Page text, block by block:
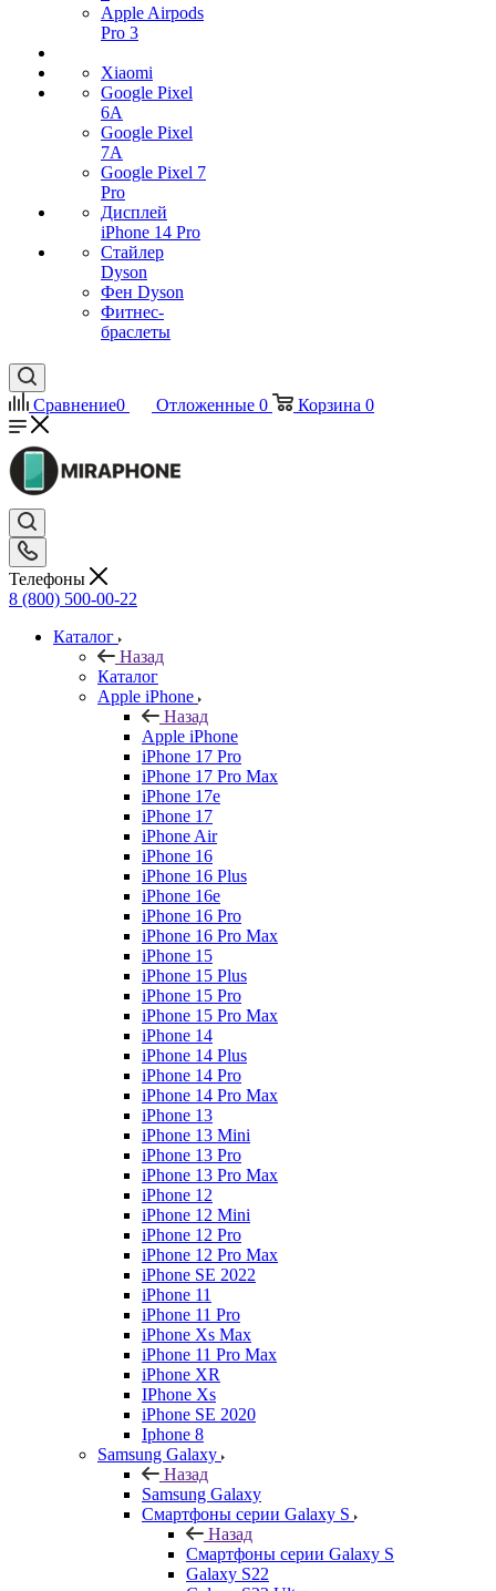
Apple Airpods
Pro 3
Xiaomi
Google Pixel
6A
Google Pixel
7А
Google Pixel 7
Pro
Дисплей
iPhone 14 Pro
Стайлер
Dyson
Фен Dyson
Фитнес-
браслеты
Сравнение0 Отложенные 0 Корзина 0
Телефоны
8 (800) 500-00-22
Каталог
Назад
Каталог
Apple iPhone
Назад
Apple iPhone
iPhone 17 Pro
iPhone 17 Pro Max
iPhone 17e
iPhone 17
iPhone Air
iPhone 16
iPhone 16 Plus
iPhone 16e
iPhone 16 Pro
iPhone 16 Pro Max
iPhone 15
iPhone 15 Plus
iPhone 15 Pro
iPhone 15 Pro Max
iPhone 14
iPhone 14 Plus
iPhone 14 Pro
iPhone 14 Pro Max
iPhone 13
iPhone 13 Mini
iPhone 13 Pro
iPhone 13 Pro Max
iPhone 12
iPhone 12 Mini
iPhone 12 Pro
iPhone 12 Pro Max
iPhone SE 2022
iPhone 11
iPhone 11 Pro
iPhone Xs Max
iPhone 11 Pro Max
iPhone XR
IPhone Xs
iPhone SE 2020
Iphone 8
Samsung Galaxy
Назад
Samsung Galaxy
Смартфоны серии Galaxy S
Назад
Смартфоны серии Galaxy S
Galaxy S22